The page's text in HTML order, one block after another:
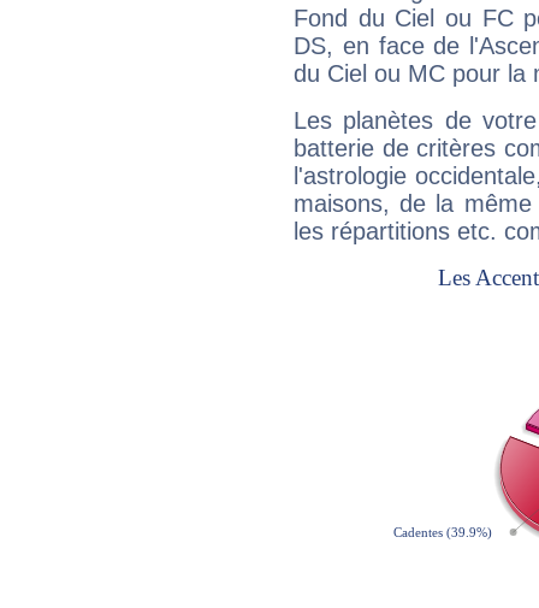
Fond du Ciel ou FC
DS, en face de
du Ciel ou MC pour la
Les planètes de
batterie de critères
l'astrologie
maisons, de la
les répartitions etc.